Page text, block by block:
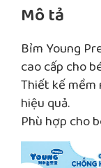
cho
số
lượng
Mô tả
Bỉm Young
cao cấp cho
Thiết kế
hiệu quả.
Phù hợp cho